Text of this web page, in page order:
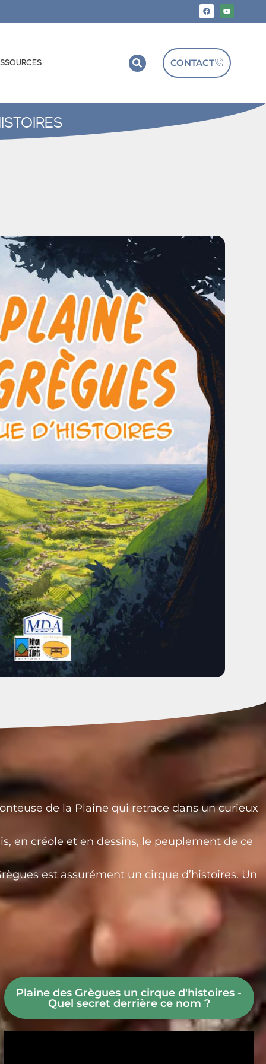
CONTACT
de la Plaine qui retrace dans un curieux
en créole et en dessins, le peuplement de ce
est assurément un cirque d’histoires. Un
Plaine des Grègues un cirque d'histoires -
Quel secret derrière ce nom ?